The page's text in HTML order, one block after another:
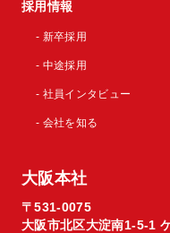
採用情報
- 新卒採用
- 中途採用
- 社員インタビュー
- 会社を知る
大阪本社
〒531-0075
大阪市北区大淀南1-5-1